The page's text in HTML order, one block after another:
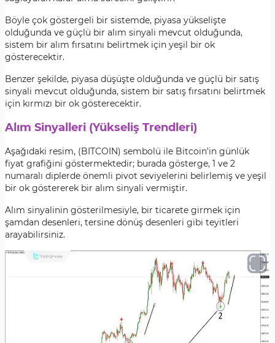
Böyle çok göstergeli bir sistemde, piyasa yükselişte
olduğunda ve güçlü bir alım sinyali mevcut olduğunda,
sistem bir alım fırsatını belirtmek için yeşil bir ok
gösterecektir.
Benzer şekilde, piyasa düşüşte olduğunda ve güçlü bir satış
sinyali mevcut olduğunda, sistem bir satış fırsatını belirtmek
için kırmızı bir ok gösterecektir.
Alım Sinyalleri (Yükseliş Trendleri)
Aşağıdaki resim, (BITCOIN) sembolü ile Bitcoin’in günlük
fiyat grafiğini göstermektedir; burada gösterge, 1 ve 2
numaralı diplerde önemli pivot seviyelerini belirlemiş ve yeşil
bir ok göstererek bir alım sinyali vermiştir.
Alım sinyalinin gösterilmesiyle, bir ticarete girmek için
şamdan desenleri, tersine dönüş desenleri gibi teyitleri
arayabilirsiniz.